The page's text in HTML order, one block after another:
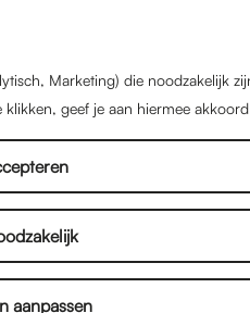
Marketing) die noodzakelijk
geef je aan hiermee
aanpassen